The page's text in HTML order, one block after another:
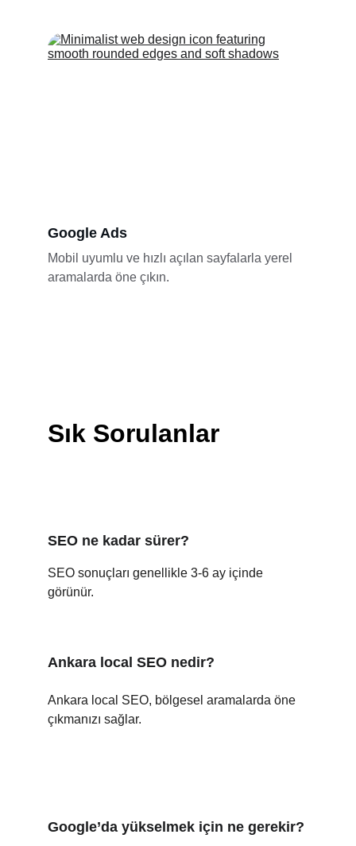
Mobil uyumlu ve hızlı açılan sayfalarla yerel
aramalarda öne çıkın.
Google Ads
Sık Sorulanlar
SEO ne kadar sürer?
SEO sonuçları genellikle 3-6 ay içinde
görünür.
Ankara local SEO nedir?
Ankara local SEO, bölgesel aramalarda öne
çıkmanızı sağlar.
Google’da yükselmek için ne gerekir?